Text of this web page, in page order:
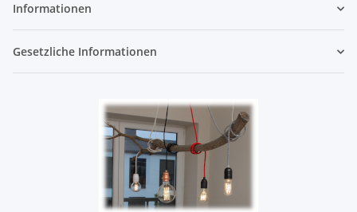
Informationen
Gesetzliche Informationen